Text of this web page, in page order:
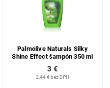
Palmolive Naturals Silky
Shine Effect šampón 350 ml
2,44 € bez DPH
3 €